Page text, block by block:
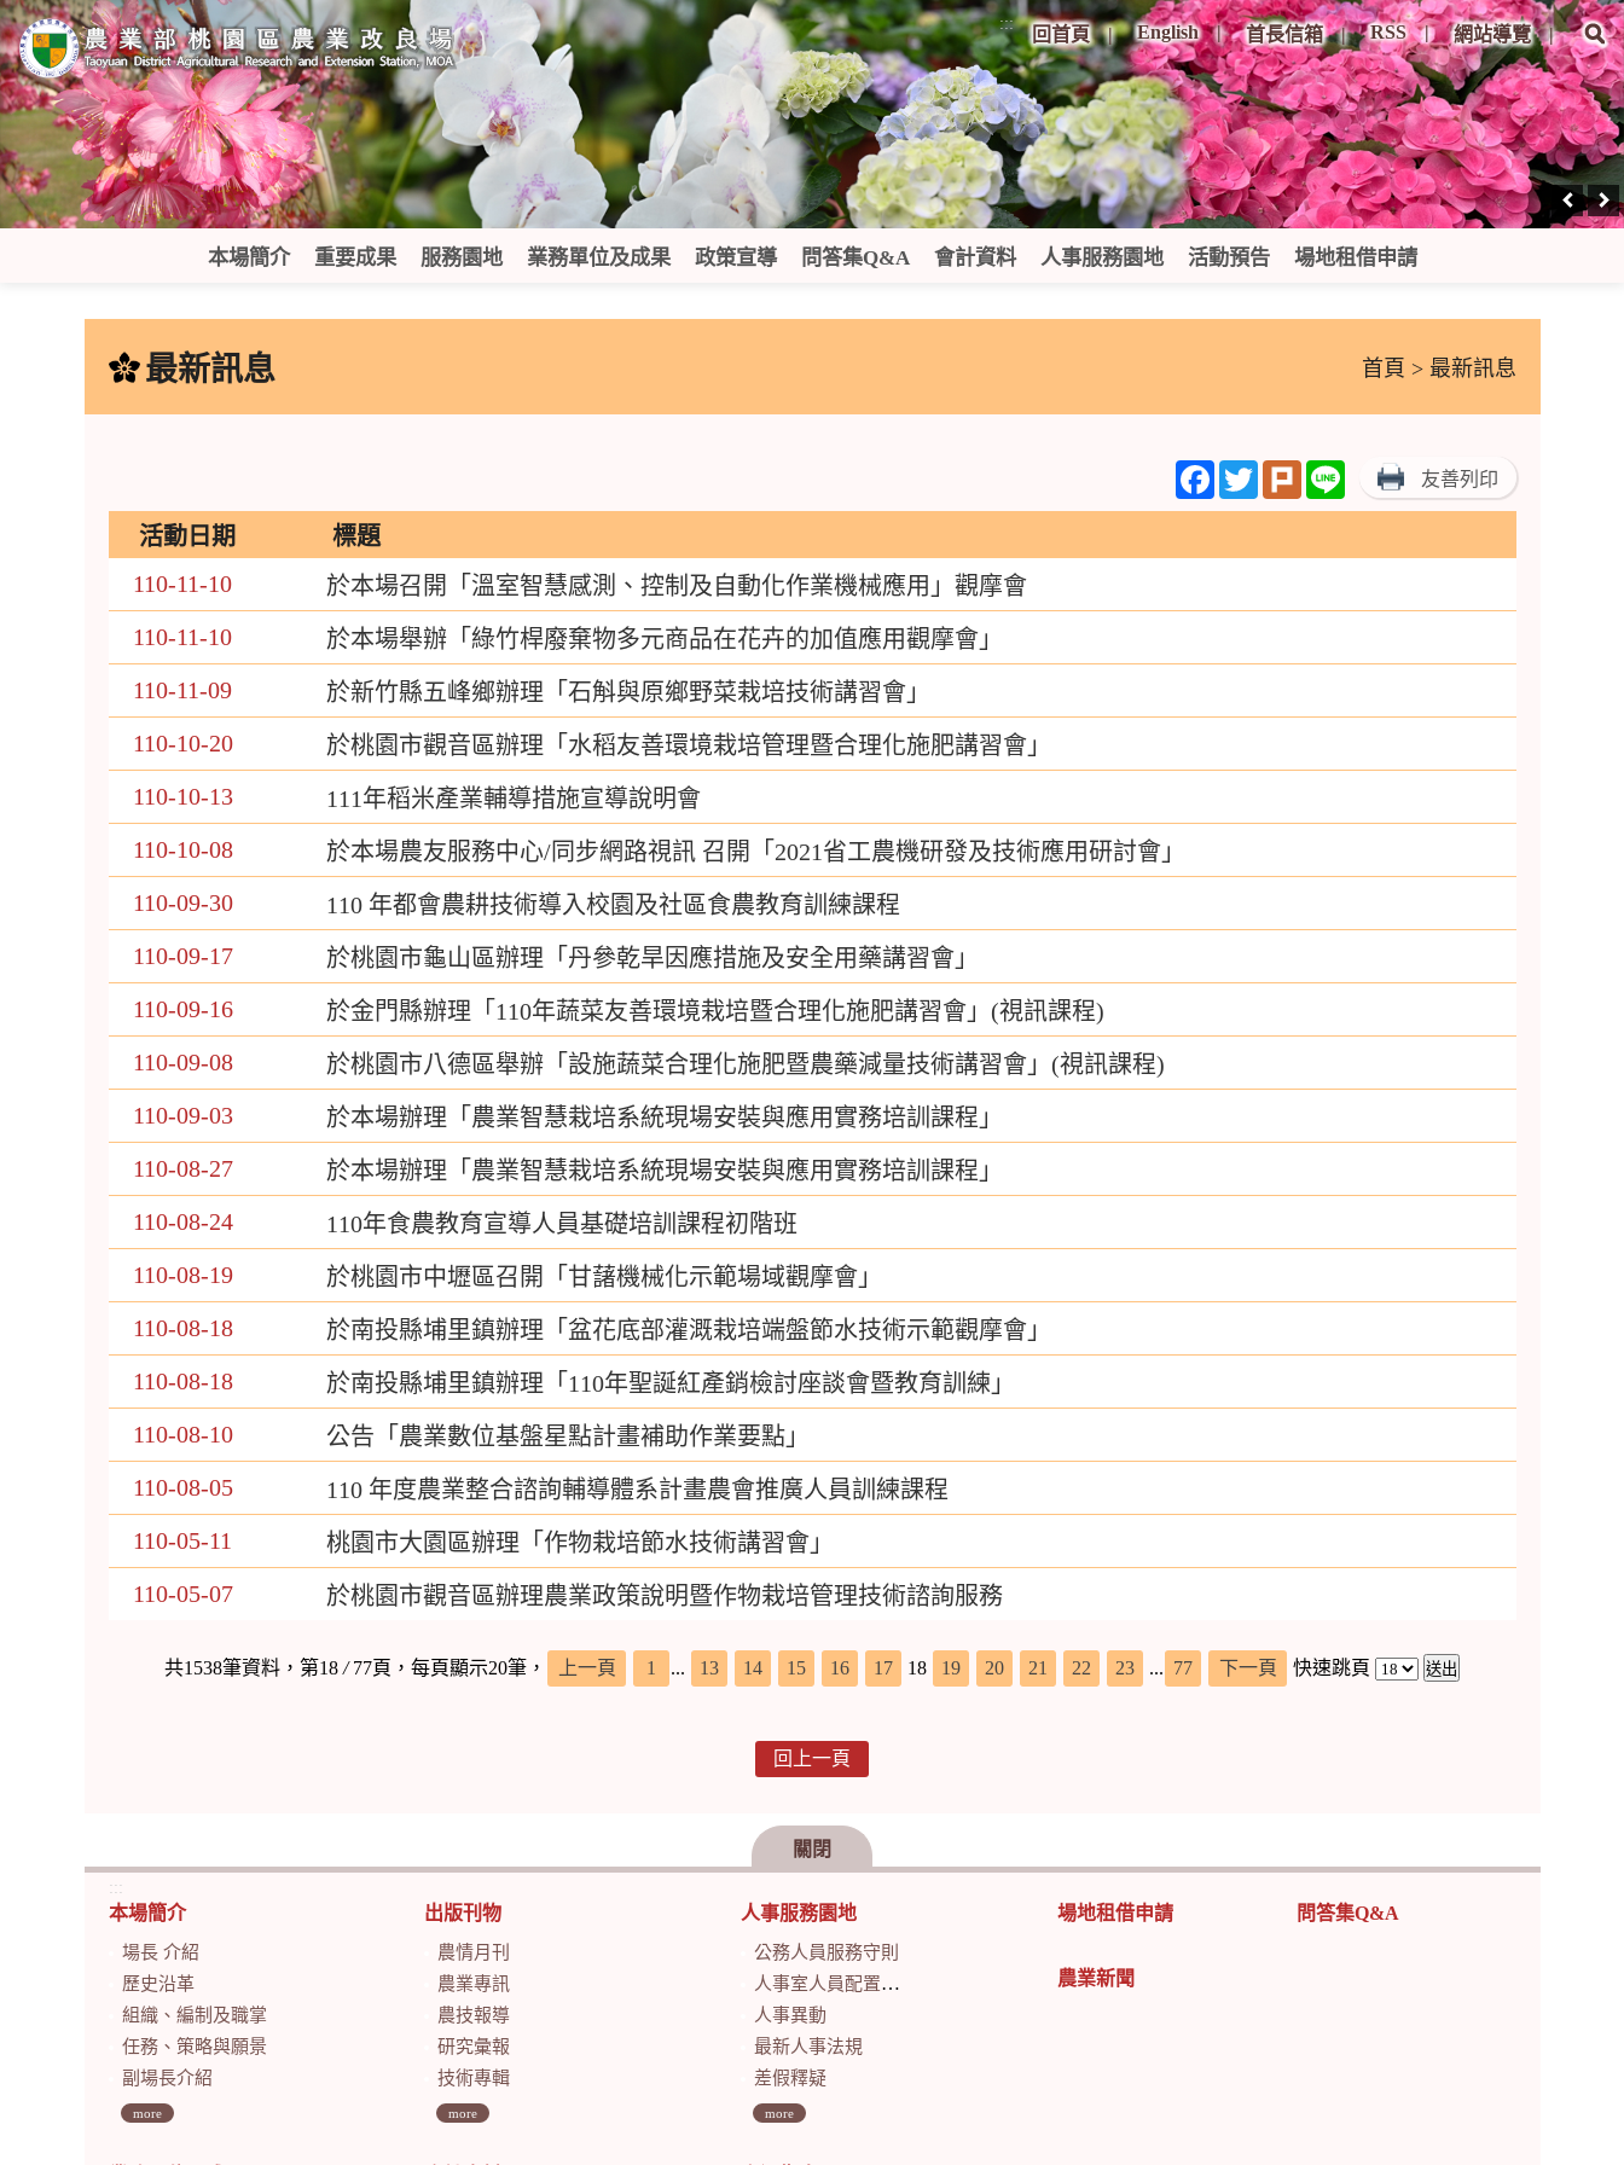
跳
到
主
要
內
容
區
塊
:::
回首頁 English 首長信箱 RSS 網站導覽
本場簡介 重要成果 服務園地 業務單位及成果 政策宣導 問答集Q&A 會計資料 人事服務園地 活動預告 場地租借申請
最新訊息 首頁 > 最新訊息
Facebook
TwitterPlurk Line 友善列印
活動日期
標題
110-11-10
於本場召開「溫室智慧感測、控制及自動化作業機械應用」觀摩會
110-11-10
於本場舉辦「綠竹桿廢棄物多元商品在花卉的加值應用觀摩會」
110-11-09
於新竹縣五峰鄉辦理「石斛與原鄉野菜栽培技術講習會」
110-10-20
於桃園市觀音區辦理「水稻友善環境栽培管理暨合理化施肥講習會」
110-10-13
111年稻米產業輔導措施宣導說明會
110-10-08
於本場農友服務中心/同步網路視訊 召開「2021省工農機研發及技術應用研討會」
110-09-30
110 年都會農耕技術導入校園及社區食農教育訓練課程
110-09-17
於桃園市龜山區辦理「丹參乾旱因應措施及安全用藥講習會」
110-09-16
於金門縣辦理「110年蔬菜友善環境栽培暨合理化施肥講習會」(視訊課程)
110-09-08
於桃園市八德區舉辦「設施蔬菜合理化施肥暨農藥減量技術講習會」(視訊課程)
110-09-03
於本場辦理「農業智慧栽培系統現場安裝與應用實務培訓課程」
110-08-27
於本場辦理「農業智慧栽培系統現場安裝與應用實務培訓課程」
110-08-24
110年食農教育宣導人員基礎培訓課程初階班
110-08-19
於桃園市中壢區召開「甘藷機械化示範場域觀摩會」
110-08-18
於南投縣埔里鎮辦理「盆花底部灌溉栽培端盤節水技術示範觀摩會」
110-08-18
於南投縣埔里鎮辦理「110年聖誕紅產銷檢討座談會暨教育訓練」
110-08-10
公告「農業數位基盤星點計畫補助作業要點」
110-08-05
110 年度農業整合諮詢輔導體系計畫農會推廣人員訓練課程
110-05-11
桃園市大園區辦理「作物栽培節水技術講習會」
110-05-07
於桃園市觀音區辦理農業政策說明暨作物栽培管理技術諮詢服務
共1538筆資料，第18 /77頁，每頁顯示20筆， 上一頁 1 ... 13 14 15 16 17 18 19 20 21 22 23 ... 77 下一頁 快速跳頁
回上一頁
關閉
:::
本場簡介
場長 介紹
歷史沿革
組織、編制及職掌
任務、策略與願景
副場長介紹
more
出版刊物
農情月刊
農業專訊
農技報導
研究彙報
技術專輯
more
人事服務園地
公務人員服務守則
人事室人員配置及業務職掌
人事異動
最新人事法規
差假釋疑
more
場地租借申請
農業新聞
問答集Q&A